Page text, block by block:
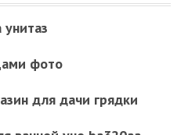
фото
для дачи грядки